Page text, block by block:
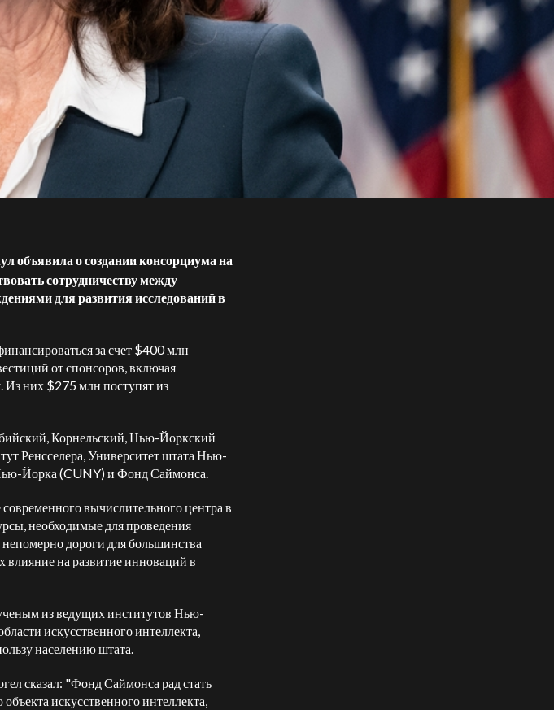
объявила о создании консорциума на
сотрудничеству между
для развития исследований в
за счет $400 млн
от спонсоров, включая
них $275 млн поступят из
Корнельский, Нью-Йоркский
Ренсселера, Университет штата Нью-
Йорка (CUNY) и Фонд Саймонса.
вычислительного центра в
необходимые для проведения
дороги для большинства
влияние на развитие инноваций в
из ведущих институтов Нью-
искусственного интеллекта,
населению штата.
сказал: "Фонд Саймонса рад стать
искусственного интеллекта,